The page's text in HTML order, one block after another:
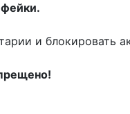
и блокировать